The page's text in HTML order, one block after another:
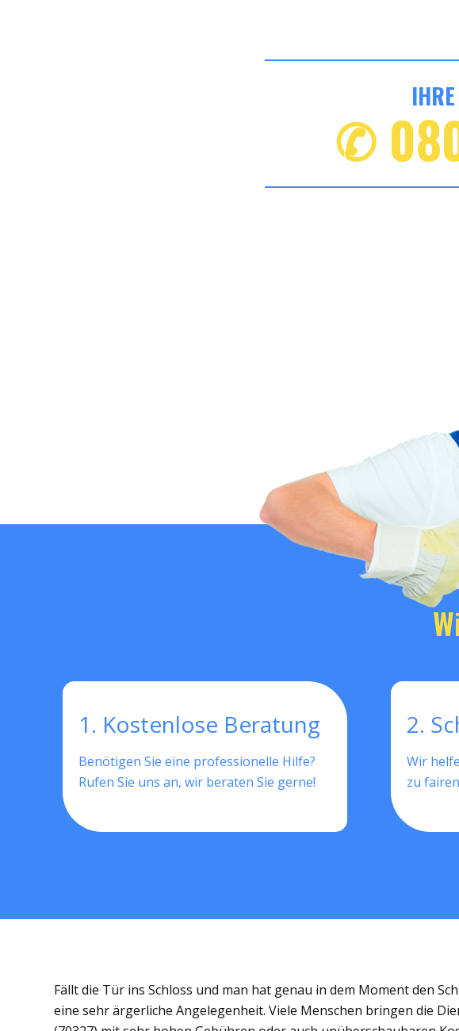
✆
1. Kostenlose Beratung
Benötigen Sie eine professionelle Hilfe?
Rufen Sie uns an, wir beraten Sie gerne!
2.
Wir
zu
Fällt die Tür ins Schloss und man hat genau in dem Moment den
eine sehr ärgerliche Angelegenheit. Viele Menschen bringen die